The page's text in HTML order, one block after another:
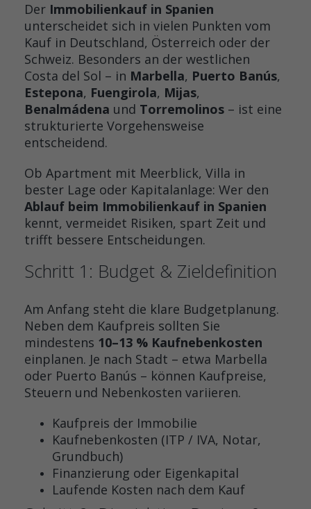
Der Immobilienkauf in Spanien
unterscheidet sich in vielen Punkten vom
Kauf in Deutschland, Österreich oder der
Schweiz. Besonders an der westlichen
Costa del Sol – in Marbella, Puerto Banús,
Estepona, Fuengirola, Mijas,
Benalmádena und Torremolinos – ist eine
strukturierte Vorgehensweise
entscheidend.
Ob Apartment mit Meerblick, Villa in
bester Lage oder Kapitalanlage: Wer den
Ablauf beim Immobilienkauf in Spanien
kennt, vermeidet Risiken, spart Zeit und
trifft bessere Entscheidungen.
Schritt 1: Budget & Zieldefinition
Am Anfang steht die klare Budgetplanung.
Neben dem Kaufpreis sollten Sie
mindestens 10–13 % Kaufnebenkosten
einplanen. Je nach Stadt – etwa Marbella
oder Puerto Banús – können Kaufpreise,
Steuern und Nebenkosten variieren.
Kaufpreis der Immobilie
Kaufnebenkosten (ITP / IVA, Notar,
Grundbuch)
Finanzierung oder Eigenkapital
Laufende Kosten nach dem Kauf